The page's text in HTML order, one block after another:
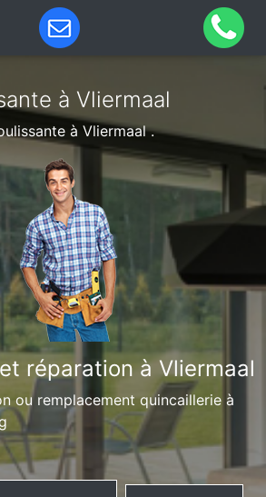
à Vliermaal
à Vliermaal .
réparation à Vliermaal
ou remplacement quincaillerie à